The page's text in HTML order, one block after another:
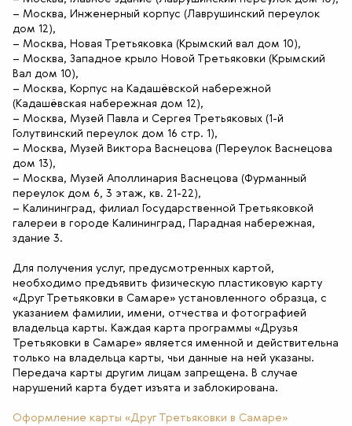
– Москва, Инженерный корпус (Лаврушинский переулок
дом 12),
– Москва, Новая Третьяковка (Крымский вал дом 10),
– Москва, Западное крыло Новой Третьяковки (Крымский
Вал дом 10),
– Москва, Корпус на Кадашёвской набережной
(Кадашёвская набережная дом 12),
– Москва, Музей Павла и Сергея Третьяковых (1-й
Голутвинский переулок дом 16 стр. 1),
– Москва, Музей Виктора Васнецова (Переулок Васнецова
дом 13),
– Москва, Музей Аполлинария Васнецова (Фурманный
переулок дом 6, 3 этаж, кв. 21-22),
– Калининград, филиал Государственной Третьяковкой
галереи в городе Калининград, Парадная набережная,
здание 3.
Для получения услуг, предусмотренных картой,
необходимо предъявить физическую пластиковую карту
«Друг Третьяковки в Самаре» установленного образца, с
указанием фамилии, имени, отчества и фотографией
владельца карты. Каждая карта программы «Друзья
Третьяковки в Самаре» является именной и действительна
только на владельца карты, чьи данные на ней указаны.
Передача карты другим лицам запрещена. В случае
нарушений карта будет изъята и заблокирована.
Оформление карты «Друг Третьяковки в Самаре»